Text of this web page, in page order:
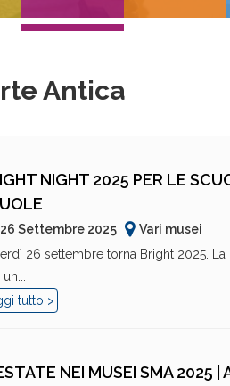
Antica
NIGHT 2025 PER LE
26 Settembre 2025
Vari musei
26 settembre torna Bright 2025.
tutto >
NEI MUSEI SMA 2025 |